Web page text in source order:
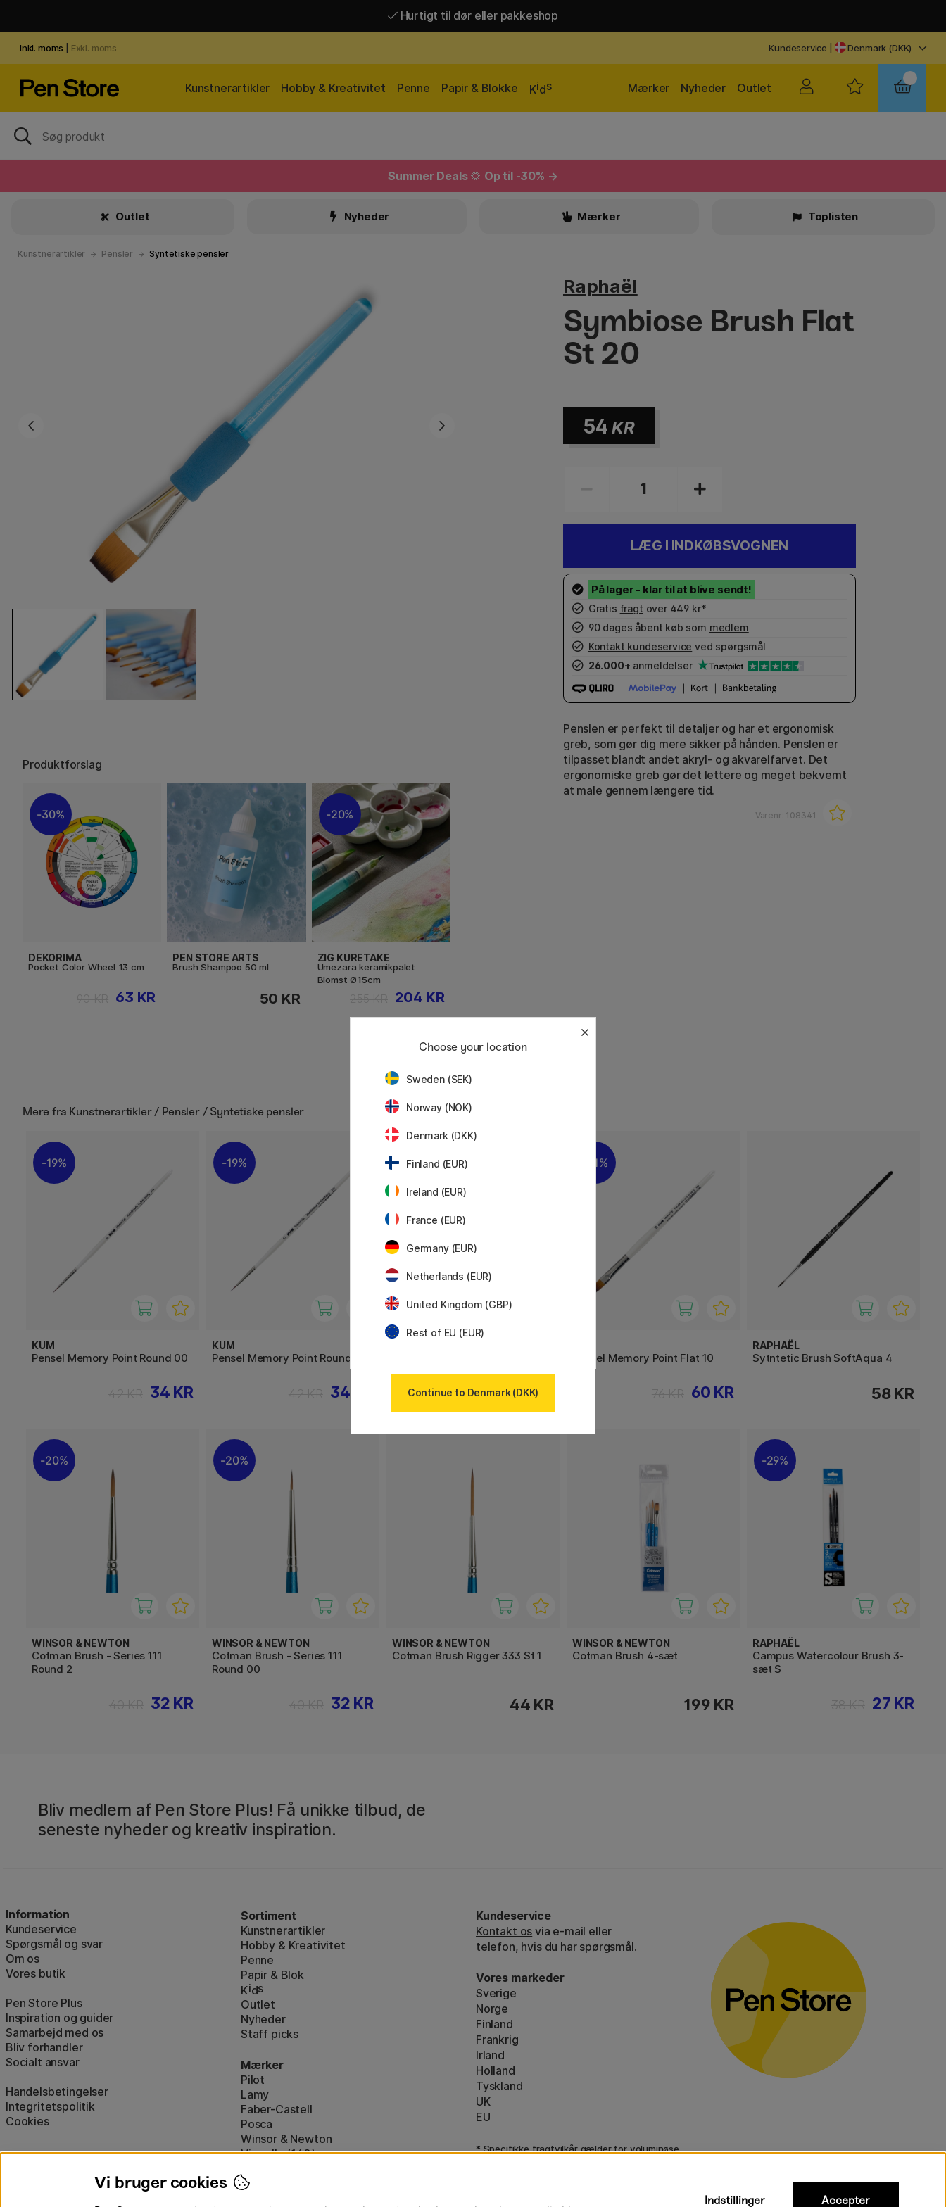
Hurtigt til dør eller pakkeshop
Inkl. moms Exkl. moms Kundeservice Denmark (DKK)
Kunstnerartikler Hobby & Kreativitet Penne Papir & Blokke Kids Outlet
Nyheder
Mærker
Summer Deals 🌻 Op til -30% →
Outlet Nyheder Mærker Toplisten
Kunstnerartikler Pensler Syntetiske pensler
Produktforslag
30%
DEKORIMA
Pocket Color Wheel 13 cm
63 KR
PEN STORE ARTS
Brush Shampoo 50 ml
50 KR
20%
ZIG KURETAKE
Umezara keramikpalet
Blomst Ø15cm
204 KR
Raphaël
Symbiose Brush Flat
St 20
54 KR
LÆG I INDKØBSVOGNEN
Gratis fragt over 449 kr*
90 dages åbent køb som medlem
Kontakt kundeservice ved spørgsmål
26.000+ anmeldelser
Penslen er perfekt til detaljer og har et ergonomisk
greb, som gør dig mere sikker på hånden. Penslen er
tilpasset blandt andet akryl- og akvarelfarvet. Det
ergonomiske greb gør det lettere og meget bekvemt
at male gennem længere tid.
Varenr: 108341
Mere fra Kunstnerartikler / Pensler / Syntetiske pensler
19%
KUM
Pensel Memory Point Round 00
34 KR
19%
KUM
Pensel Memory Point Round 0
34 KR
20%
35 KR
44 KR
21%
Pensel Memory Point Flat 10
60 KR
RAPHAËL
Sytntetic Brush SoftAqua 4
58 KR
20%
WINSOR & NEWTON
Cotman Brush - Series 111
Round 2
32 KR
20%
WINSOR & NEWTON
Cotman Brush - Series 111
Round 00
32 KR
WINSOR & NEWTON
Cotman Brush Rigger 333 St 1
44 KR
WINSOR & NEWTON
Cotman Brush 4-sæt
199 KR
29%
RAPHAËL
Campus Watercolour Brush 3-
sæt S
27 KR
Bliv medlem af Pen Store Plus! Få unikke tilbud, de
seneste nyheder og kreativ inspiration.
Information
Kundeservice
Spørgsmål og svar
Om os
Vores butik
Pen Store Plus
Inspiration og guider
Samarbejd med os
Bliv forhandler
Socialt ansvar
Handelsbetingelser
Integritetspolitik
Cookies
Sortiment
Kunstnerartikler
Hobby & Kreativitet
Penne
Papir & Blok
Kids
Outlet
Nyheder
Staff picks
Mærker
Pilot
Lamy
Faber-Castell
Posca
Winsor & Newton
Visa alle (160)
Kundeservice
Kontakt os via e-mail eller
telefon, hvis du har spørgsmål.
Vores markeder
Sverige
Norge
Finland
Frankrig
Irland
Holland
Tyskland
UK
EU
* Specifikke fragtvilkårgælder for voluminøse
Choose your location
Sweden (SEK)
Norway (NOK)
Denmark (DKK)
Finland (EUR)
Ireland (EUR)
France (EUR)
Germany (EUR)
Netherlands (EUR)
United Kingdom (GBP)
Rest of EU (EUR)
Continue to Denmark (DKK)
Vi bruger cookies
Indstillinger Accepter